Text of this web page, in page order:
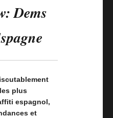
Dems
plus
espagnol,
et